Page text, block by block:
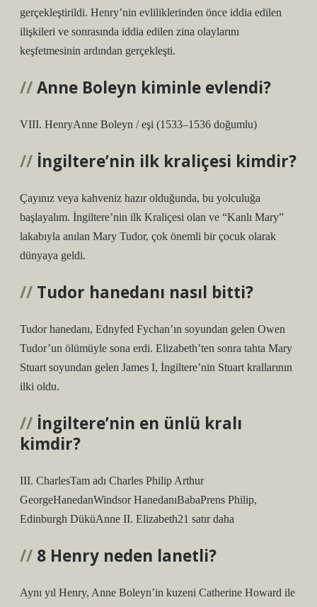
gerçekleştirildi. Henry’nin evliliklerinden önce iddia edilen
ilişkileri ve sonrasında iddia edilen zina olaylarını
keşfetmesinin ardından gerçekleşti.
Anne Boleyn kiminle evlendi?
VIII. HenryAnne Boleyn / eşi (1533–1536 doğumlu)
İngiltere’nin ilk kraliçesi kimdir?
Çayınız veya kahveniz hazır olduğunda, bu yolculuğa
başlayalım. İngiltere’nin ilk Kraliçesi olan ve “Kanlı Mary”
lakabıyla anılan Mary Tudor, çok önemli bir çocuk olarak
dünyaya geldi.
Tudor hanedanı nasıl bitti?
Tudor hanedanı, Ednyfed Fychan’ın soyundan gelen Owen
Tudor’un ölümüyle sona erdi. Elizabeth’ten sonra tahta Mary
Stuart soyundan gelen James I, İngiltere’nin Stuart krallarının
ilki oldu.
İngiltere’nin en ünlü kralı
kimdir?
III. CharlesTam adı Charles Philip Arthur
GeorgeHanedanWindsor HanedanıBabaPrens Philip,
Edinburgh DüküAnne II. Elizabeth21 satır daha
8 Henry neden lanetli?
Aynı yıl Henry, Anne Boleyn’in kuzeni Catherine Howard ile